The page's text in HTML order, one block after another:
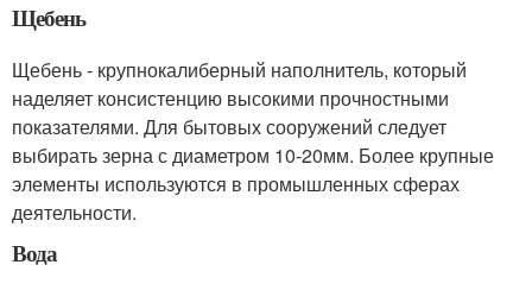
Щебень
Щебень - крупнокалиберный наполнитель, который
наделяет консистенцию высокими прочностными
показателями. Для бытовых сооружений следует
выбирать зерна с диаметром 10-20мм. Более крупные
элементы используются в промышленных сферах
деятельности.
Вода